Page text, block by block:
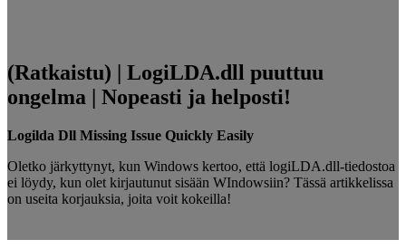
(Ratkaistu) | LogiLDA.dll puuttuu
ongelma | Nopeasti ja helposti!
Logilda Dll Missing Issue Quickly Easily
Oletko järkyttynyt, kun Windows kertoo, että logiLDA.dll-tiedostoa
ei löydy, kun olet kirjautunut sisään WIndowsiin? Tässä artikkelissa
on useita korjauksia, joita voit kokeilla!